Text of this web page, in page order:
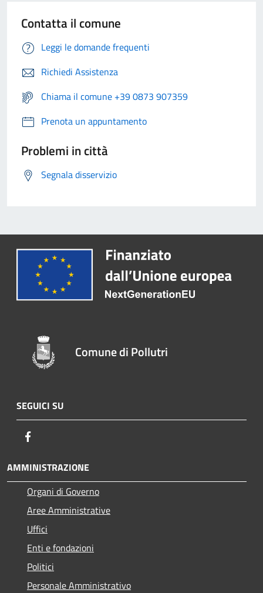
Contatta il comune
Leggi le domande frequenti
Richiedi Assistenza
Chiama il comune +39 0873 907359
Prenota un appuntamento
Problemi in città
Segnala disservizio
Comune di Pollutri
SEGUICI SU
AMMINISTRAZIONE
Organi di Governo
Aree Amministrative
Uffici
Enti e fondazioni
Politici
Personale Amministrativo